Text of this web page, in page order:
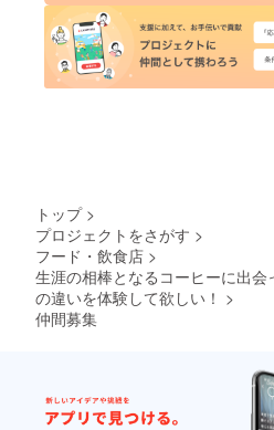
トップ >
プロジェクトをさがす >
フード・飲食店 >
生涯の相棒となるコーヒーに出
の違いを体験して欲しい！ >
仲間募集